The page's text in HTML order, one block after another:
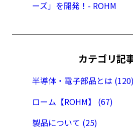
ーズ」を開発！- ROHM
カテゴリ記
半導体・電子部品とは (120)
ローム【ROHM】 (67)
製品について (25)